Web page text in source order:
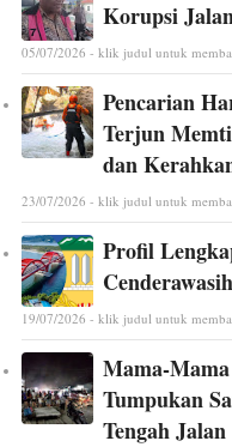
Korupsi
05/07/2026 - klik judul untuk
Pencarian
Terjun
dan
23/07/2026 - klik judul untuk
Profil
19/07/2026 - klik judul untuk
Mama-
Tumpukan
Tengah Jalan